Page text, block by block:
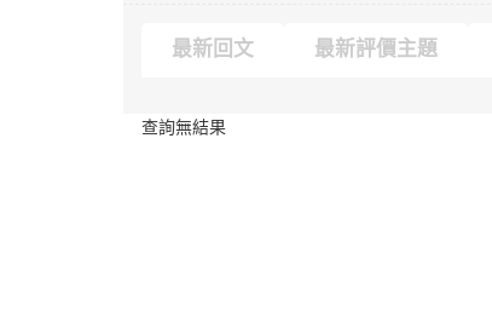
最新回文 最新評價主題
查詢無結果